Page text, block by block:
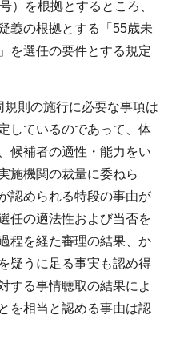
）を根拠とするところ、
義の根拠とする「55歳未
を選任の要件とする規定
則の施行に必要な事項は
しているのであって、体
候補者の適性・能力をい
施機関の裁量に委ねら
認められる特段の事由が
任の適法性および当否を
程を経た審理の結果、か
疑うに足る事実も認め得
する事情聴取の結果によ
を相当と認める事由は認